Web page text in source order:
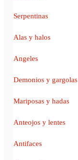
Serpentinas
Alas y halos
Angeles
Demonios y gargolas
Mariposas y hadas
Anteojos y lentes
Antifaces